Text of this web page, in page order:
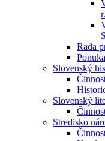
Rada
Slovenský
Slovenský
Stredisko